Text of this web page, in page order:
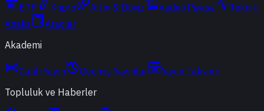
ETF
Kripto Altın & Döviz Vadeli Piyasa
Teknik
Analiz
Araçlar
Akademi
Canlı Yayın Geçmiş Yayınlar
Yayın Takvimi
Topluluk ve Haberler